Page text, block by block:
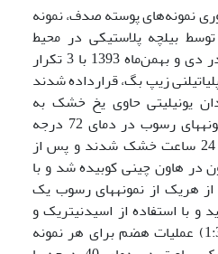
نمونه‌های پوسته صدف، نمونه
بیلچه پلاستیکی در محیط
پیرامون، نمونه‌های صدف در دی و بهمن‌ماه 1393 با 3 تکرار
زیپ بگ، قرارداده شدند
یونیلیتی حاوی یخ خشک به
آزمایشگاه منتقل شدند. نمونه­های رسوب در دمای 72 درجه
سانتی­گراد در آون به مدت 24 ساعت خشک شدند و پس از
از الک 63 میکرون در هاون چینی کوبیده شد و با
از هریک از نمونه­های رسوب یک
و با استفاده از اسیدنیتریک و
اسید کلریدیک (به نسبت 1:3) عملیات هضم برای هر نمونه